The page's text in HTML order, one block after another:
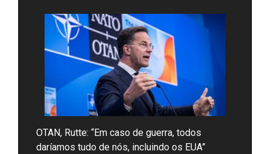
OTAN, Rutte: “Em caso de guerra, todos
daríamos tudo de nós, incluindo os EUA”